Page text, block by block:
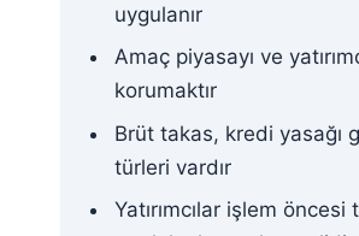
uygulanır
Amaç piyasayı ve
korumaktır
Brüt takas, kredi yasağı
türleri vardır
Yatırımcılar işlem